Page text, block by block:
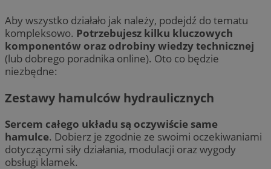
Aby wszystko działało jak należy, podejdź do tematu
kompleksowo. Potrzebujesz kilku kluczowych
komponentów oraz odrobiny wiedzy technicznej
(lub dobrego poradnika online). Oto co będzie
niezbędne:
Zestawy hamulców hydraulicznych
Sercem całego układu są oczywiście same
hamulce. Dobierz je zgodnie ze swoimi oczekiwaniami
dotyczącymi siły działania, modulacji oraz wygody
obsługi klamek.